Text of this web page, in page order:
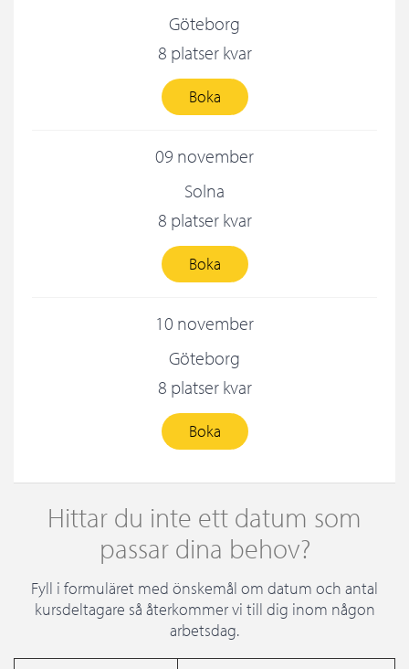
Göteborg
8 platser kvar
Boka
09 november
Solna
8 platser kvar
Boka
10 november
Göteborg
8 platser kvar
Boka
Hittar du inte ett datum som
passar dina behov?
Fyll i formuläret med önskemål om datum och antal
kursdeltagare så återkommer vi till dig inom någon
arbetsdag.